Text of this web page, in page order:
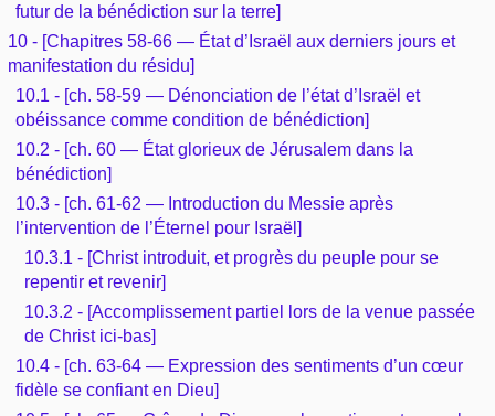
futur de la bénédiction sur la terre]
10 - [Chapitres 58-66 — État d’Israël aux derniers jours et
manifestation du résidu]
10.1 - [ch. 58-59 — Dénonciation de l’état d’Israël et
obéissance comme condition de bénédiction]
10.2 - [ch. 60 — État glorieux de Jérusalem dans la
bénédiction]
10.3 - [ch. 61-62 — Introduction du Messie après
l’intervention de l’Éternel pour Israël]
10.3.1 - [Christ introduit, et progrès du peuple pour se
repentir et revenir]
10.3.2 - [Accomplissement partiel lors de la venue passée
de Christ ici-bas]
10.4 - [ch. 63-64 — Expression des sentiments d’un cœur
fidèle se confiant en Dieu]